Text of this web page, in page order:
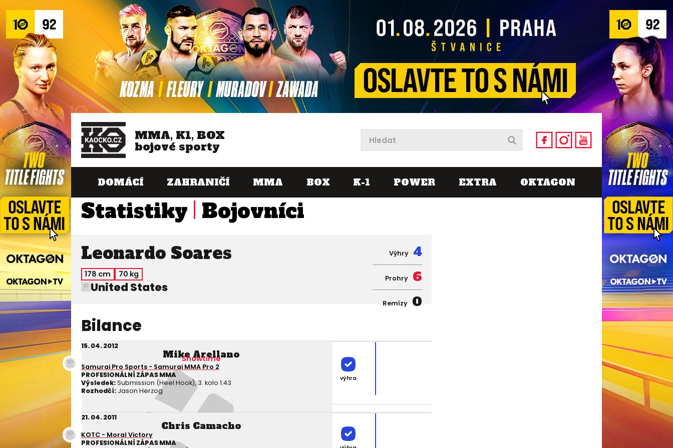
MMA, K1, BOX
bojové sporty
DOMÁCÍ ZAHRANIČÍ MMA BOX K-1 POWER EXTRA OKTAGON
Statistiky Bojovníci
Leonardo Soares
178 cm 70 kg
United States
Výhry 4
Prohry 6
Remízy 0
Bilance
15. 04. 2012
Mike Arellano
Showtime
Samurai Pro Sports - Samurai MMA Pro 2
PROFESIONÁLNÍ ZÁPAS MMA
Výsledek:Submission (Heel Hook), 3. kolo 1:43
Rozhodčí:Jason Herzog
výhra
21. 04. 2011
Chris Camacho
KOTC - Moral Victory
PROFESIONÁLNÍ ZÁPAS MMA